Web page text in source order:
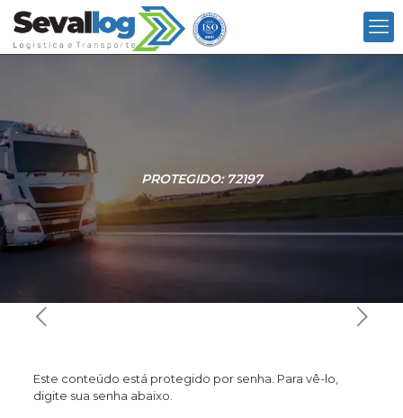
PROTEGIDO: 72197
Este conteúdo está protegido por senha. Para vê-lo,
digite sua senha abaixo.